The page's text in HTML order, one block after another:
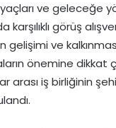
ve geleceğe
karşılıklı görüş
gelişimi ve
önemine dikkat
arası iş birliğinin